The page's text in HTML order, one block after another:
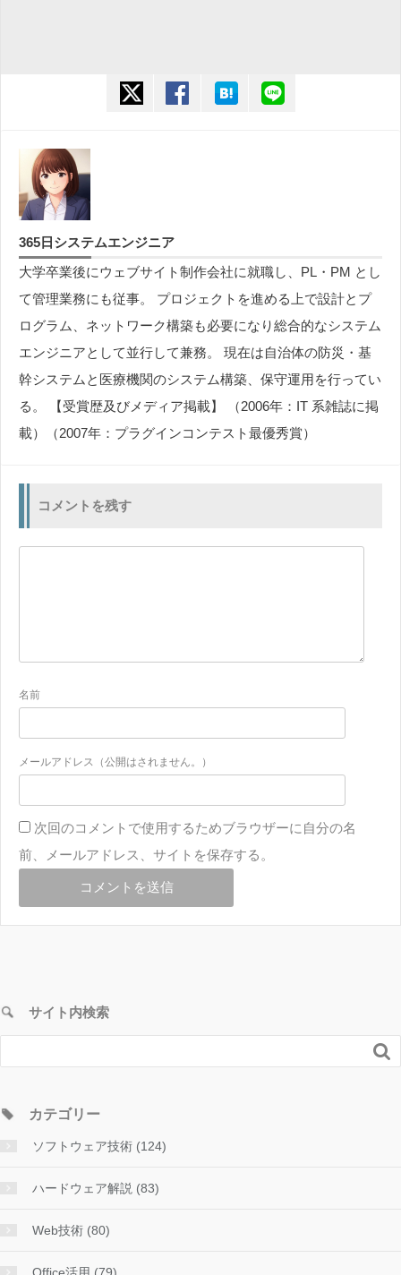
twitter facebook hatena
365日システムエンジニア
大学卒業後にウェブサイト制作会社に就職し、PL・PM とし
て管理業務にも従事。 プロジェクトを進める上で設計とプ
ログラム、ネットワーク構築も必要になり総合的なシステム
エンジニアとして並行して兼務。 現在は自治体の防災・基
幹システムと医療機関のシステム構築、保守運用を行ってい
る。 【受賞歴及びメディア掲載】 （2006年：IT 系雑誌に掲
載）（2007年：プラグインコンテスト最優秀賞）
コメントを残す
名前
メールアドレス（公開はされません。）
次回のコメントで使用するためブラウザーに自分の名
前、メールアドレス、サイトを保存する。
サイト内検索

カテゴリー
ソフトウェア技術 (124)
ハードウェア解説 (83)
Web技術 (80)